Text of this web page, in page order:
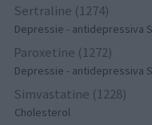
Sertraline (1274)
Depressie - antidepressiva
Paroxetine (1272)
Depressie - antidepressiva
Simvastatine (1228)
Cholesterol